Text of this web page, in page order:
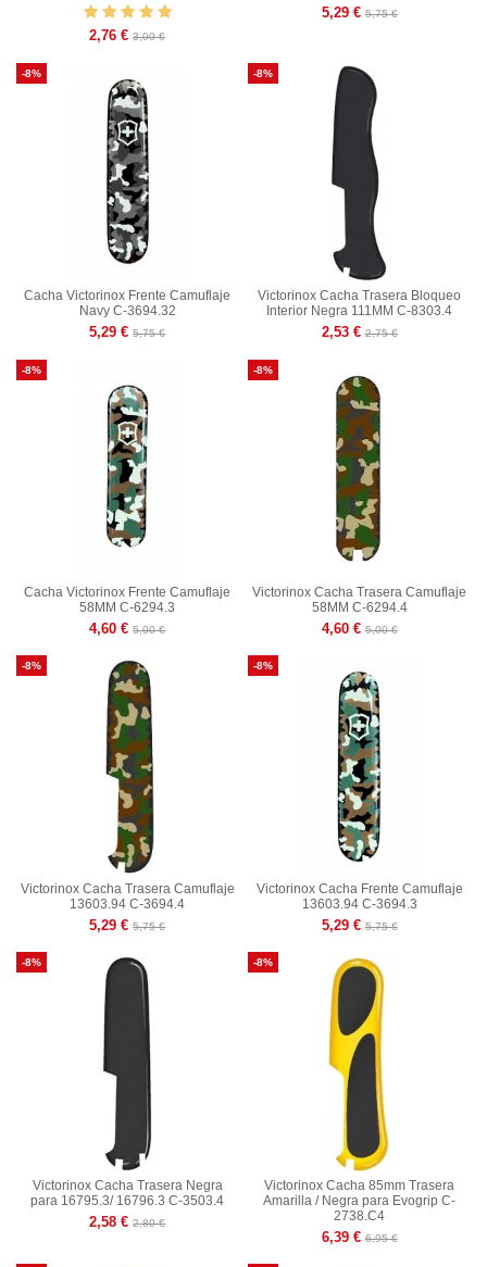
2,76 € 3,00 €
5,29 € 5,75 €
-8%
Cacha Victorinox Frente Camuflaje
Navy C-3694.32
5,29 € 5,75 €
-8%
Victorinox Cacha Trasera Bloqueo
Interior Negra 111MM C-8303.4
2,53 € 2,75 €
-8%
Cacha Victorinox Frente Camuflaje
58MM C-6294.3
4,60 € 5,00 €
-8%
Victorinox Cacha Trasera Camuflaje
58MM C-6294.4
4,60 € 5,00 €
-8%
Victorinox Cacha Trasera Camuflaje
13603.94 C-3694.4
5,29 € 5,75 €
-8%
Victorinox Cacha Frente Camuflaje
13603.94 C-3694.3
5,29 € 5,75 €
-8%
Victorinox Cacha Trasera Negra
para 16795.3/ 16796.3 C-3503.4
2,58 € 2,80 €
-8%
Victorinox Cacha 85mm Trasera
Amarilla / Negra para Evogrip C-
2738.C4
6,39 € 6,95 €